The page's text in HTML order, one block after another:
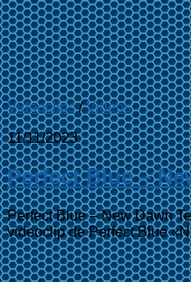
Videoclips/Videos
11/11/2023
Perfect Blue –
Perfect Blue – New Dawn
videoclip de Perfect Blue